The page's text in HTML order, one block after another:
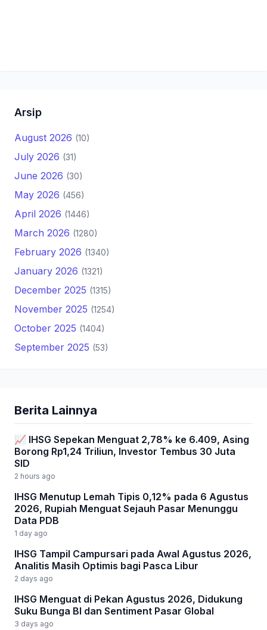
Arsip
August 2026 (10)
July 2026 (31)
June 2026 (30)
May 2026 (456)
April 2026 (1446)
March 2026 (1280)
February 2026 (1340)
January 2026 (1321)
December 2025 (1315)
November 2025 (1254)
October 2025 (1404)
September 2025 (53)
Berita Lainnya
📈 IHSG Sepekan Menguat 2,78% ke 6.409, Asing
Borong Rp1,24 Triliun, Investor Tembus 30 Juta
SID
2 hours ago
IHSG Menutup Lemah Tipis 0,12% pada 6 Agustus
2026, Rupiah Menguat Sejauh Pasar Menunggu
Data PDB
1 day ago
IHSG Tampil Campursari pada Awal Agustus 2026,
Analitis Masih Optimis bagi Pasca Libur
2 days ago
IHSG Menguat di Pekan Agustus 2026, Didukung
Suku Bunga BI dan Sentiment Pasar Global
3 days ago